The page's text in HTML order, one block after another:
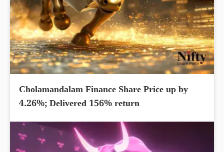
Cholamandalam Finance Share Price up by
4.26%; Delivered 156% return